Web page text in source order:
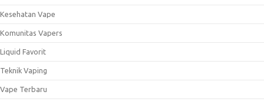
Kesehatan Vape
Komunitas Vapers
Liquid Favorit
Teknik Vaping
Vape Terbaru